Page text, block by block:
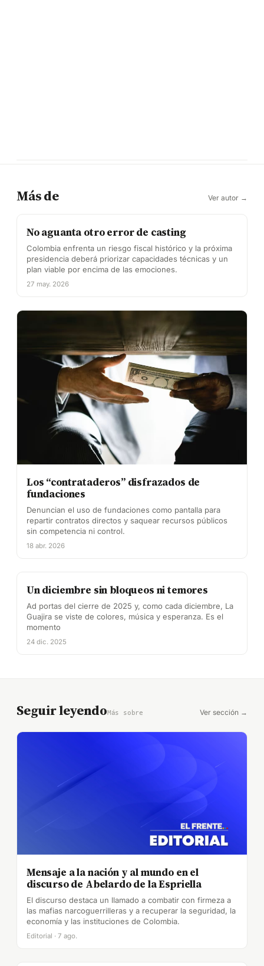
Más de Ver autor →
No aguanta otro error de casting
Colombia enfrenta un riesgo fiscal histórico y la próxima
presidencia deberá priorizar capacidades técnicas y un
plan viable por encima de las emociones.
27 may. 2026
Los “contrataderos” disfrazados de
fundaciones
Denuncian el uso de fundaciones como pantalla para
repartir contratos directos y saquear recursos públicos
sin competencia ni control.
18 abr. 2026
Un diciembre sin bloqueos ni temores
Ad portas del cierre de 2025 y, como cada diciembre, La
Guajira se viste de colores, música y esperanza. Es el
momento
24 dic. 2025
Seguir leyendoMás sobre Ver sección →
Mensaje a la nación y al mundo en el
discurso de Abelardo de la Espriella
El discurso destaca un llamado a combatir con firmeza a
las mafias narcoguerrilleras y a recuperar la seguridad, la
economía y las instituciones de Colombia.
Editorial · 7 ago.